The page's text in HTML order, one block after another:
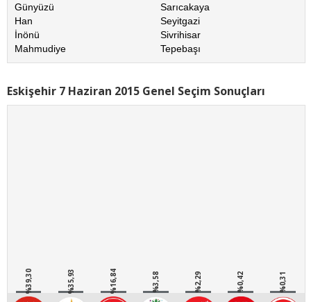
Günyüzü
Han
İnönü
Mahmudiye
Sarıcakaya
Seyitgazi
Sivrihisar
Tepebaşı
Eskişehir 7 Haziran 2015 Genel Seçim Sonuçları
%39,30 %35,93 %16,84 %3,58 %2,29 %0,42 %0,31